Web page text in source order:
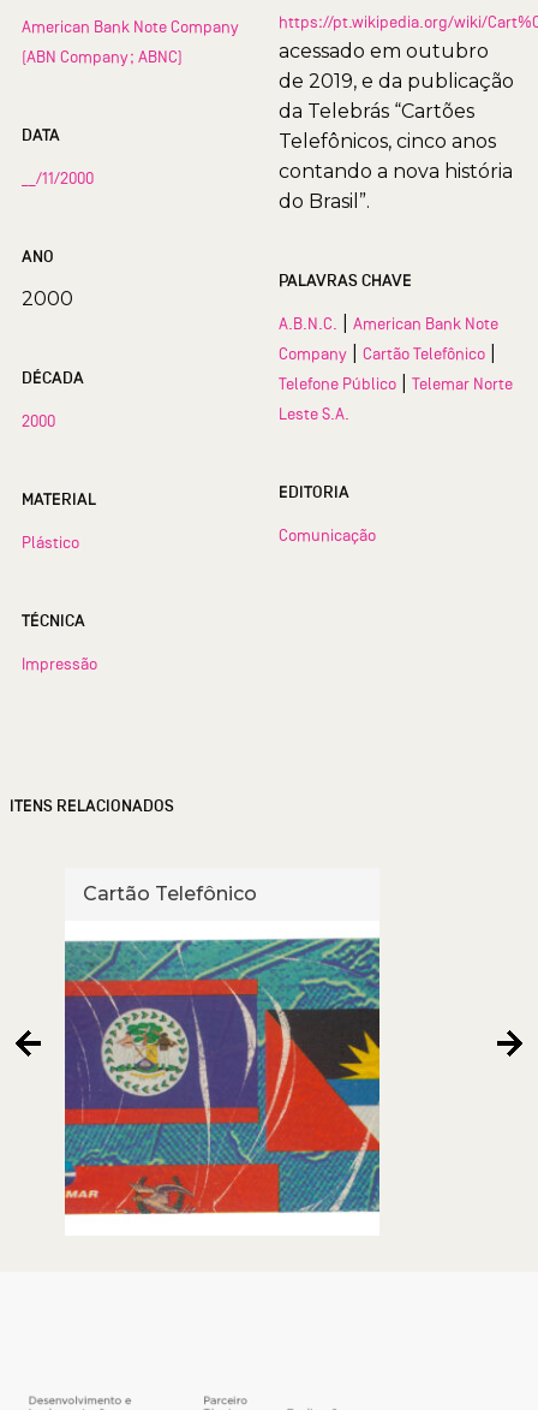
American Bank Note Company
(ABN Company; ABNC)
DATA
__/11/2000
ANO
2000
DÉCADA
2000
MATERIAL
Plástico
TÉCNICA
Impressão
https://pt.wikipedia.org/wiki/
acessado em outubro
de 2019, e da publicação
da Telebrás “Cartões
Telefônicos, cinco anos
contando a nova história
do Brasil”.
PALAVRAS CHAVE
A.B.N.C.
American Bank Note
Company
Cartão Telefônico
Telefone Público
Telemar Norte
Leste S.A.
EDITORIA
Comunicação
ITENS RELACIONADOS
Cartão Telefônico